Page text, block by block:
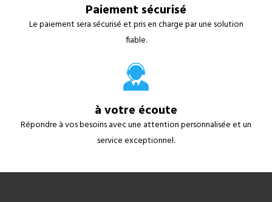
Paiement sécurisé
Le paiement sera sécurisé et pris en charge par une solution
fiable.
à votre écoute
Répondre à vos besoins avec une attention personnalisée et un
service exceptionnel.